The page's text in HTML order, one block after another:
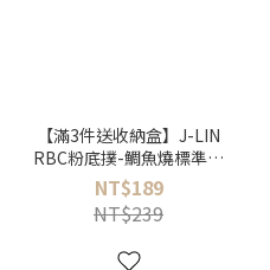
【滿3件送收納盒】J-LIN
RBC粉底撲-鯛魚燒標準款
BG556
NT$189
NT$239